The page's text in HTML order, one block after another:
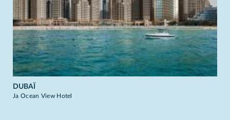
DUBAÏ
Ja Ocean View Hotel